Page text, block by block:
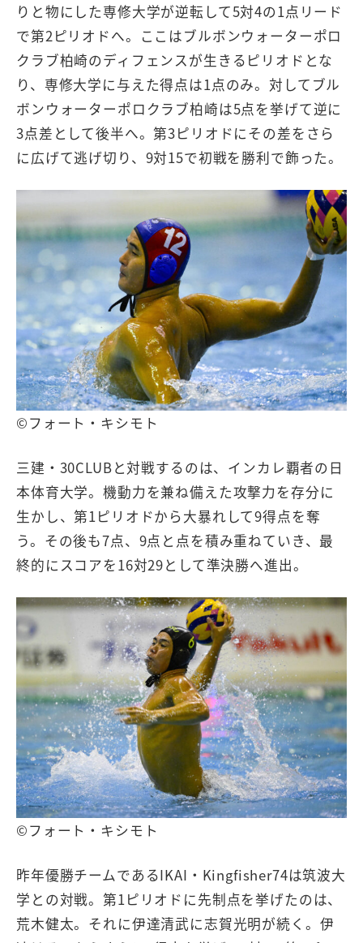
りと物にした専修大学が逆転して5対4の1点リード
で第2ピリオドへ。ここはブルボンウォーターポロ
クラブ柏崎のディフェンスが生きるピリオドとな
り、専修大学に与えた得点は1点のみ。対してブル
ボンウォーターポロクラブ柏崎は5点を挙げて逆に
3点差として後半へ。第3ピリオドにその差をさら
に広げて逃げ切り、9対15で初戦を勝利で飾った。
©フォート・キシモト
三建・30CLUBと対戦するのは、インカレ覇者の日
本体育大学。機動力を兼ね備えた攻撃力を存分に
生かし、第1ピリオドから大暴れして9得点を奪
う。その後も7点、9点と点を積み重ねていき、最
終的にスコアを16対29として準決勝へ進出。
©フォート・キシモト
昨年優勝チームであるIKAI・Kingfisher74は筑波大
学との対戦。第1ピリオドに先制点を挙げたのは、
荒木健太。それに伊達清武に志賀光明が続く。伊